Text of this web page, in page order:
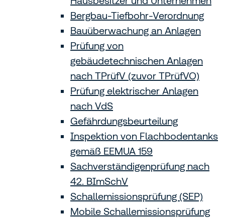
Bergbau-Tiefbohr-Verordnung
Bauüberwachung an Anlagen
Prüfung von
gebäudetechnischen Anlagen
nach TPrüfV (zuvor TPrüfVO)
Prüfung elektrischer Anlagen
nach VdS
Gefährdungsbeurteilung
Inspektion von Flachbodentanks
gemäß EEMUA 159
Sachverständigenprüfung nach
42. BImSchV
Schallemissionsprüfung (SEP)
Mobile Schallemissionsprüfung